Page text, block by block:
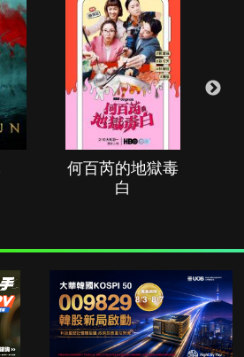
何百芮的地獄毒
白